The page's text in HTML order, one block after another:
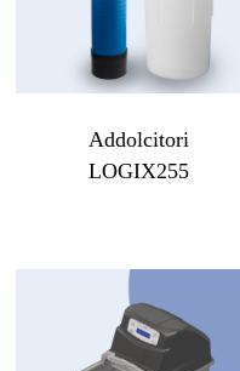
Addolcitori
LOGIX255